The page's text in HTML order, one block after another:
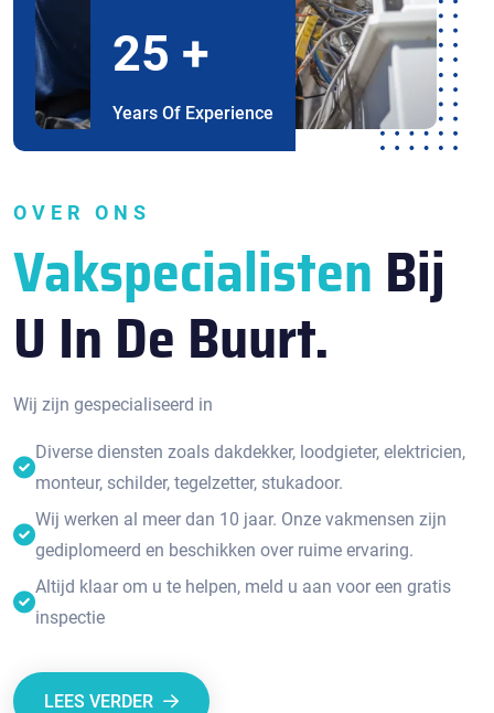
25 +
Years Of Experience
OVER ONS
Vakspecialisten Bij
U In De Buurt.
Wij zijn gespecialiseerd in
Diverse diensten zoals dakdekker, loodgieter, elektricien,
monteur, schilder, tegelzetter, stukadoor.
Wij werken al meer dan 10 jaar. Onze vakmensen zijn
gediplomeerd en beschikken over ruime ervaring.
Altijd klaar om u te helpen, meld u aan voor een gratis
inspectie
LEES VERDER